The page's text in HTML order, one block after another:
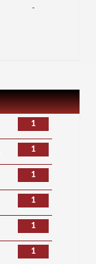
-
1
1
1
1
1
1